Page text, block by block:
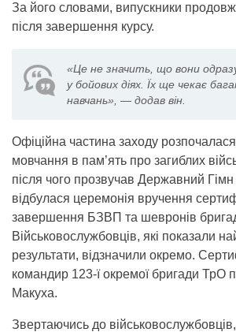
За його словами, випускники
після завершення курсу.
«Це не значить, що вони
у бойових діях. Їх ще чекає
навчань», — додав він.
Офіційна частина заходу
мовчання в пам’ять про загиблих
після чого прозвучав Державний Гімн
відбулася церемонія вручення
завершення БЗВП та шевронів
Військовослужбовців, які показали
результати, відзначили окремо.
командир 123-ї окремої бригади ТрО
Макуха.
Звертаючись до